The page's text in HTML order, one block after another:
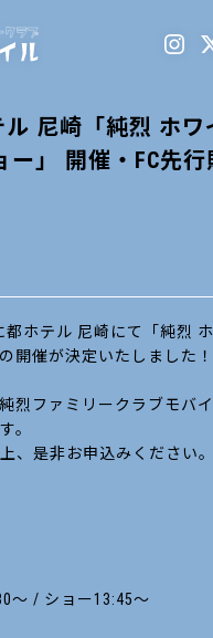
尼崎「純烈 ホワ
ー」 開催・FC先行
都ホテル 尼崎にて「純烈
開催が決定いたしました！
烈ファミリークラブモバ
。
、是非お申込みください。
～ / ショー13:45～